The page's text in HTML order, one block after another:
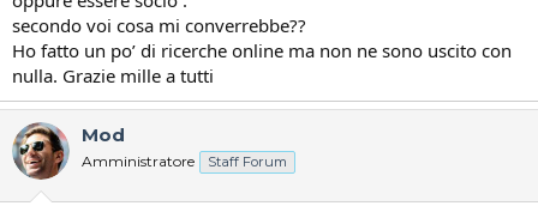
secondo voi cosa mi converrebbe??
Ho fatto un po’ di ricerche online ma non ne sono uscito con
nulla. Grazie mille a tutti
Mod
Amministratore Staff Forum